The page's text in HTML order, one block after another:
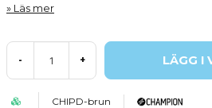
Läs mer
- + LÄGG I
CHIPD-brun